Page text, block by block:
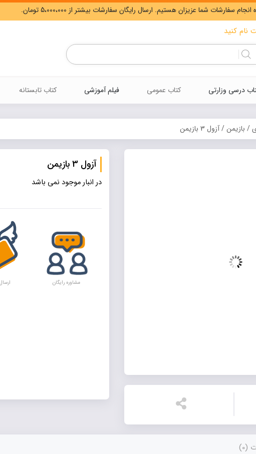
نام کنید
Products
search
درسی وزارتی کتاب عمومی فیلم آموزشی کتاب تابستانه
/ بازیمن/ آزول 3 بازیمن
آزول 3 بازیمن
در انبار موجود نمی باشد
مشاوره رایگان
(0)